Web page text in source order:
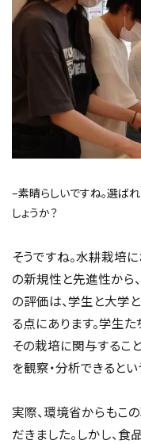
–素晴らしいですね。選ば
しょうか？
そうですね。水耕栽培
の新規性と先進性から
の評価は、学生と大学
る点にあります。学生
その栽培に関与するこ
を観察・分析できると
実際、環境省からもこ
だきました。しかし、